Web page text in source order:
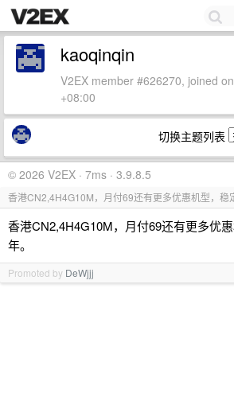
kaoqinqin
V2EX member #626270, joined
+08:00
切换主题列表
© 2026 V2EX · 7ms · 3.9.8.5
香港CN2,4H4G10M，月付69还有更多优惠机型，稳
香港CN2,4H4G10M，月付69还有更多优
年。
Promoted by DeWjjj